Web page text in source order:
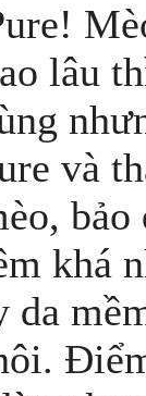
lâu
và
khá
da